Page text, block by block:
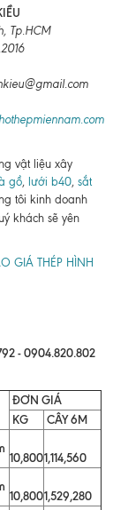
Tp.HCM
vật liệu xây
gồ, lưới b40, sắt
tôi kinh doanh
khách sẽ yên
GIÁ THÉP HÌNH
- 0904.820.802
ĐƠN GIÁ
KG
CÂY 6M
10,8001,114,560
10,8001,529,280